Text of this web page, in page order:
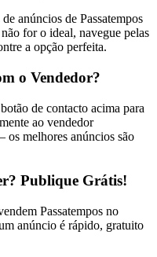
anúncios de Passatempos
for o ideal, navegue pelas
a opção perfeita.
o Vendedor?
de contacto acima para
ao vendedor
melhores anúncios são
Publique Grátis!
Passatempos no
anúncio é rápido, gratuito